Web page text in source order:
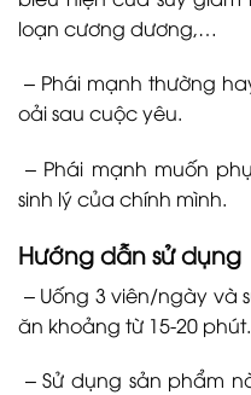
loạn cương dương,…
– Phái mạnh thường
oải sau cuộc yêu.
– Phái mạnh muốn
sinh lý của chính mình.
Hướng dẫn sử dụng
– Uống 3 viên/ngày và
ăn khoảng từ 15-20 phút.
– Sử dụng sản phẩm